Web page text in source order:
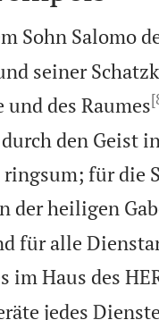
Sohn Salomo
seiner
des Raumes
den Geist
für die
der heiligen
für alle
im Haus des
jedes